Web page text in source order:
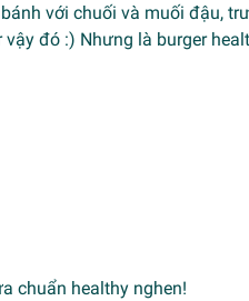
với chuối và muối đậu,
vậy đó :) Nhưng là burger
chuẩn healthy nghen!